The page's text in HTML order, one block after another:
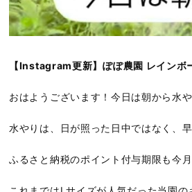
【Instagram更新】ぽぽ農園 レインボ
おはようございます！今日は朝から水
水やりは、日が照った日中ではなく、
ふるさと納税のポイント付与期限も今